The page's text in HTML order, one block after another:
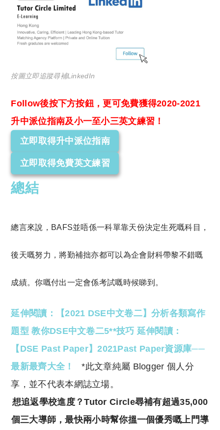
按圖立即追蹤尋補LinkedIn
Follow後按下方按鈕，更可免費獲得2020-2021
升中派位指南及小一至小三英文練習！
立即取得升中派位指南
立即取得免費英文練習
總結
總言來說，BAFS並唔係一科單靠天份決定生死嘅科目，
後天嘅努力，將勤補拙亦都可以為企會財科帶黎不錯嘅
成績。你嘅付出一定會係考試嘅時候睇到。
延伸閱讀：【2021 DSE中文卷二】分析各類寫作
題型 教你DSE中文卷二5**技巧 延伸閱讀：
【DSE Past Paper】2021Past Paper資源庫──
最新最齊大全！
*此文章純屬 Blogger 個人分
享，並不代表本網誌立場。
想追返學校進度？Tutor Circle尋補有超過35,000
個三大導師，最快兩小時幫你搵一個優秀嘅上門導